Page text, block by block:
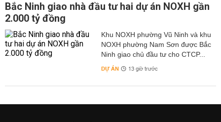
Bắc Ninh giao nhà đầu tư hai dự án NOXH gần
2.000 tỷ đồng
Khu NOXH phường Vũ Ninh và khu
NOXH phường Nam Sơn được Bắc
Ninh giao chủ đầu tư cho CTCP...
DỰ ÁN 13 giờ trước